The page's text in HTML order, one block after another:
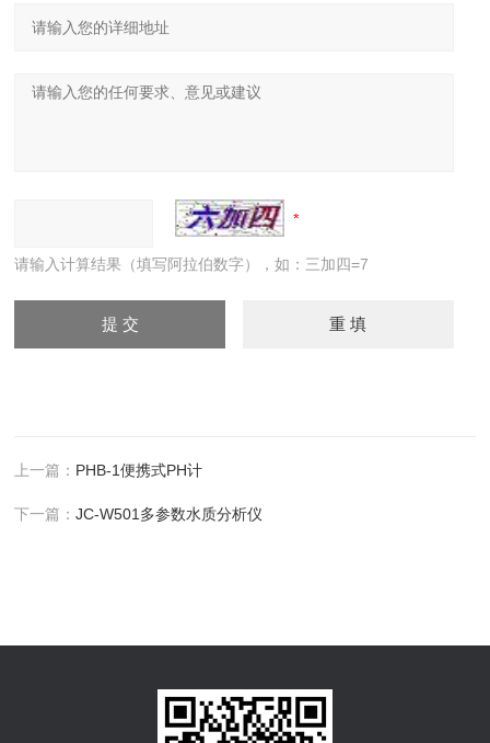
请输入计算结果（填写阿拉伯数字），如：三加四=7
上一篇： PHB-1便携式PH计
下一篇：JC-W501多参数水质分析仪